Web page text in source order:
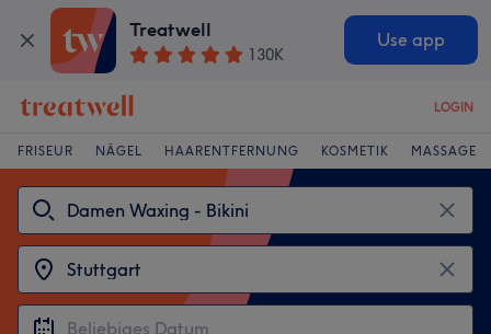
Treatwell
130K
Use app
LOGIN
FRISEUR NÄGEL HAARENTFERNUNG KOSMETIK MASSAGE